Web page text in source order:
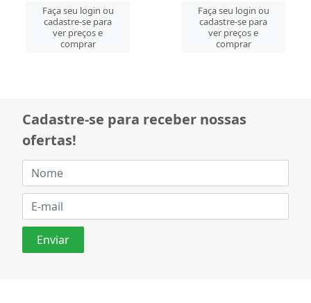
Faça seu login ou
cadastre-se para
ver preços e
comprar
Faça seu login ou
cadastre-se para
ver preços e
comprar
Cadastre-se para receber nossas
ofertas!